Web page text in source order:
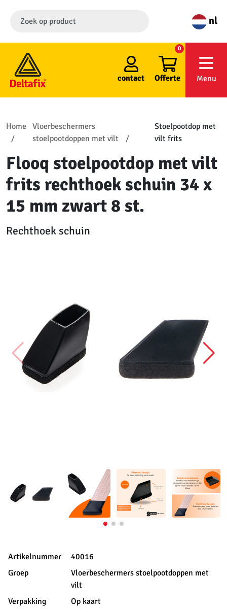
nl
contact Offerte
0
Menu
Home Vloerbeschermers
stoelpootdoppen met vilt
Stoelpootdop met
vilt frits
Flooq stoelpootdop met vilt
frits rechthoek schuin 34 x
15 mm zwart 8 st.
Rechthoek schuin
Artikelnummer
40016
Groep
Vloerbeschermers stoelpootdoppen met
vilt
Verpakking
Op kaart